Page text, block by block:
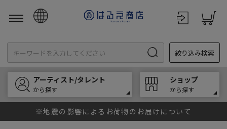
English
한국어
中文
絞り込み検索
アーティスト/タレント
から探す
ショップ
から探す
※地震の影響によるお荷物のお届けについて